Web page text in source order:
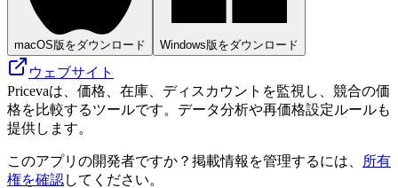
macOS版をダウンロード Windows版をダウンロード
ウェブサイト
Pricevaは、価格、在庫、ディスカウントを監視し、競合の価
格を比較するツールです。データ分析や再価格設定ルールも
提供します。
このアプリの開発者ですか？掲載情報を管理するには、
所有
権を確認してください。